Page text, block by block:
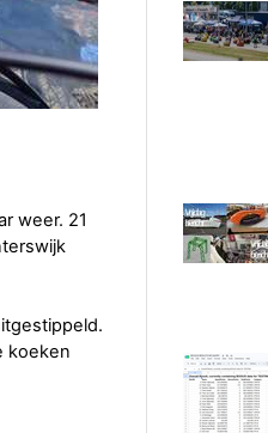
weer. 21
koeken